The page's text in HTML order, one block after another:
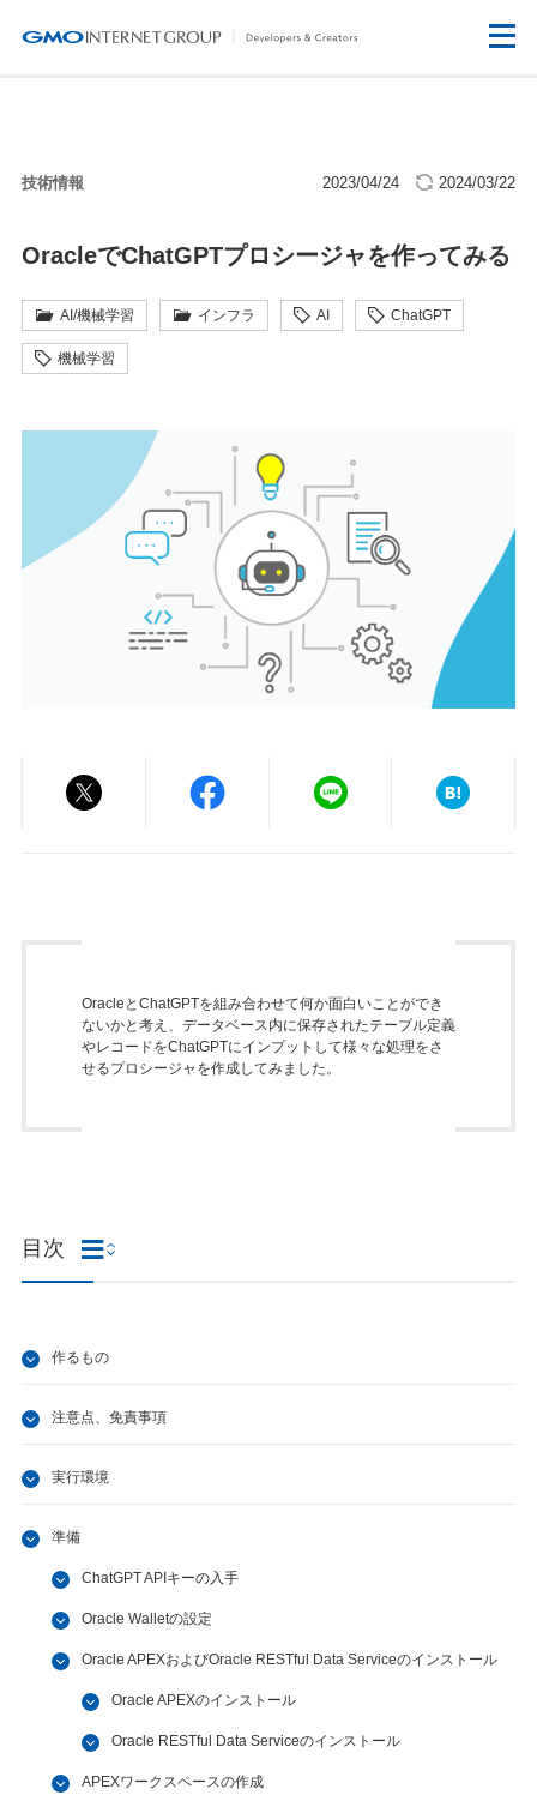
技術情報 2023/04/24 2024/03/22
OracleでChatGPTプロシージャを作ってみる
AI/機械学習 インフラ AI ChatGPT
機械学習
OracleとChatGPTを組み合わせて何か面白いことができ
ないかと考え、データベース内に保存されたテーブル定義
やレコードをChatGPTにインプットして様々な処理をさ
せるプロシージャを作成してみました。
目次
作るもの
注意点、免責事項
実行環境
準備
ChatGPT APIキーの入手
Oracle Walletの設定
Oracle APEXおよびOracle RESTful Data Serviceのインストール
Oracle APEXのインストール
Oracle RESTful Data Serviceのインストール
APEXワークスペースの作成